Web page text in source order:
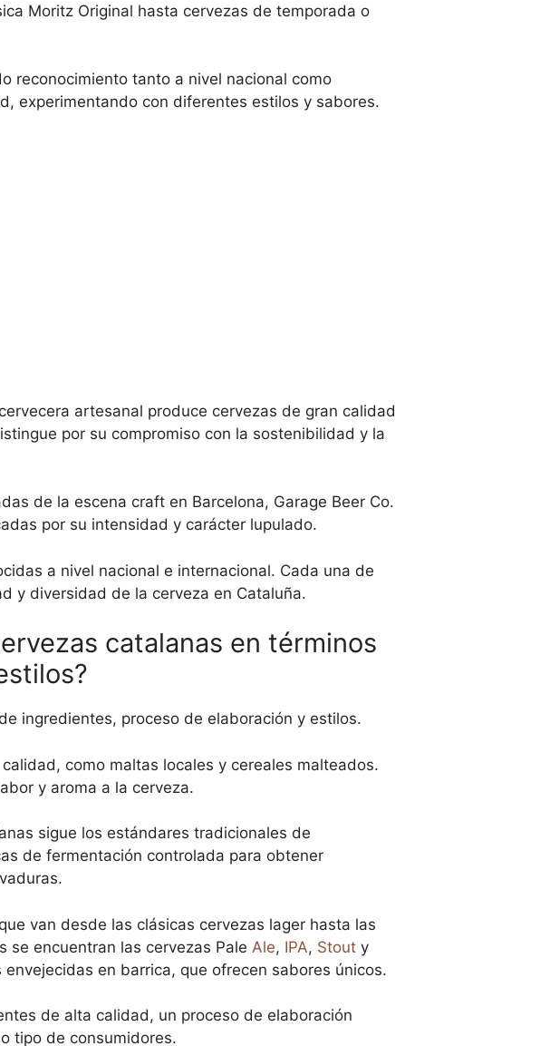
Moritz Original hasta cervezas de temporada o
reconocimiento tanto a nivel nacional como
experimentando con diferentes estilos y sabores.
artesanal produce cervezas de gran calidad
por su compromiso con la sostenibilidad y la
de la escena craft en Barcelona, Garage Beer Co.
por su intensidad y carácter lupulado.
a nivel nacional e internacional. Cada una de
y diversidad de la cerveza en Cataluña.
catalanas en términos
ingredientes, proceso de elaboración y estilos.
como maltas locales y cereales malteados.
y aroma a la cerveza.
sigue los estándares tradicionales de
de fermentación controlada para obtener
van desde las clásicas cervezas lager hasta las
se encuentran las cervezas Pale Ale, IPA, Stout y
en barrica, que ofrecen sabores únicos.
de alta calidad, un proceso de elaboración
tipo de consumidores.